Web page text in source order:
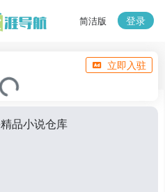
简洁版 登录
立即入驻